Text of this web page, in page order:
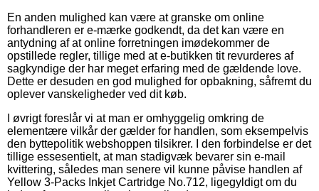
En anden mulighed kan være at granske om online
forhandleren er e-mærke godkendt, da det kan være en
antydning af at online forretningen imødekommer de
opstillede regler, tillige med at e-butikken tit revurderes af
sagkyndige der har meget erfaring med de gældende love.
Dette er desuden en god mulighed for opbakning, såfremt du
oplever vanskeligheder ved dit køb.
I øvrigt foreslår vi at man er omhyggelig omkring de
elementære vilkår der gælder for handlen, som eksempelvis
den byttepolitik webshoppen tilsikrer. I den forbindelse er det
tillige essesentielt, at man stadigvæk bevarer sin e-mail
kvittering, således man senere vil kunne påvise handlen af
Yellow 3-Packs Inkjet Cartridge No.712, ligegyldigt om du